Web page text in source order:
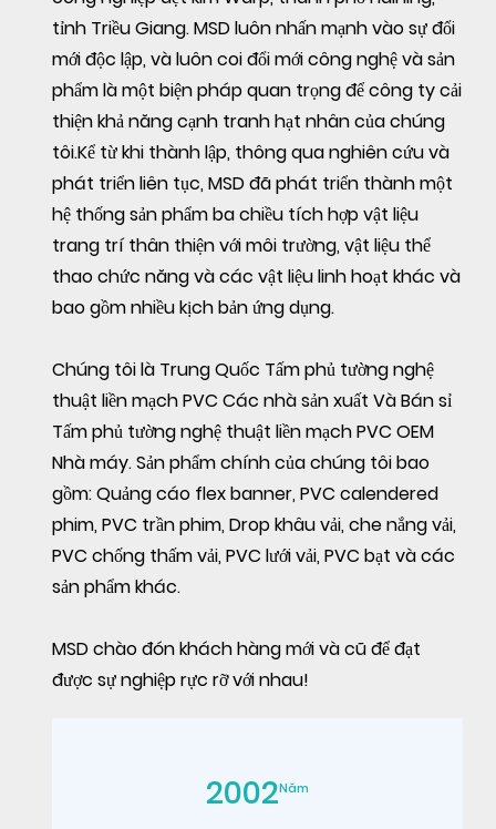
tỉnh Triều Giang. MSD luôn nhấn mạnh vào sự đổi
mới độc lập, và luôn coi đổi mới công nghệ và sản
phẩm là một biện pháp quan trọng để công ty cải
thiện khả năng cạnh tranh hạt nhân của chúng
tôi.Kể từ khi thành lập, thông qua nghiên cứu và
phát triển liên tục, MSD đã phát triển thành một
hệ thống sản phẩm ba chiều tích hợp vật liệu
trang trí thân thiện với môi trường, vật liệu thể
thao chức năng và các vật liệu linh hoạt khác và
bao gồm nhiều kịch bản ứng dụng.
Chúng tôi là Trung Quốc Tấm phủ tường nghệ
thuật liền mạch PVC Các nhà sản xuất VàBán sỉ
Tấm phủ tường nghệ thuật liền mạch PVC OEM
Nhà máy. Sản phẩm chính của chúng tôi bao
gồm: Quảng cáo flex banner, PVC calendered
phim, PVC trần phim, Drop khâu vải, che nắng vải,
PVC chống thấm vải, PVC lưới vải, PVC bạt và các
sản phẩm khác.
MSD chào đón khách hàng mới và cũ để đạt
được sự nghiệp rực rỡ với nhau!
2002Năm